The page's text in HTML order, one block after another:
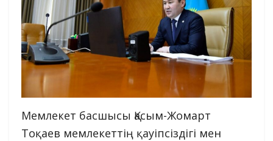
Мемлекет басшысы Қасым-Жомарт
Тоқаев мемлекеттің қауіпсіздігі мен